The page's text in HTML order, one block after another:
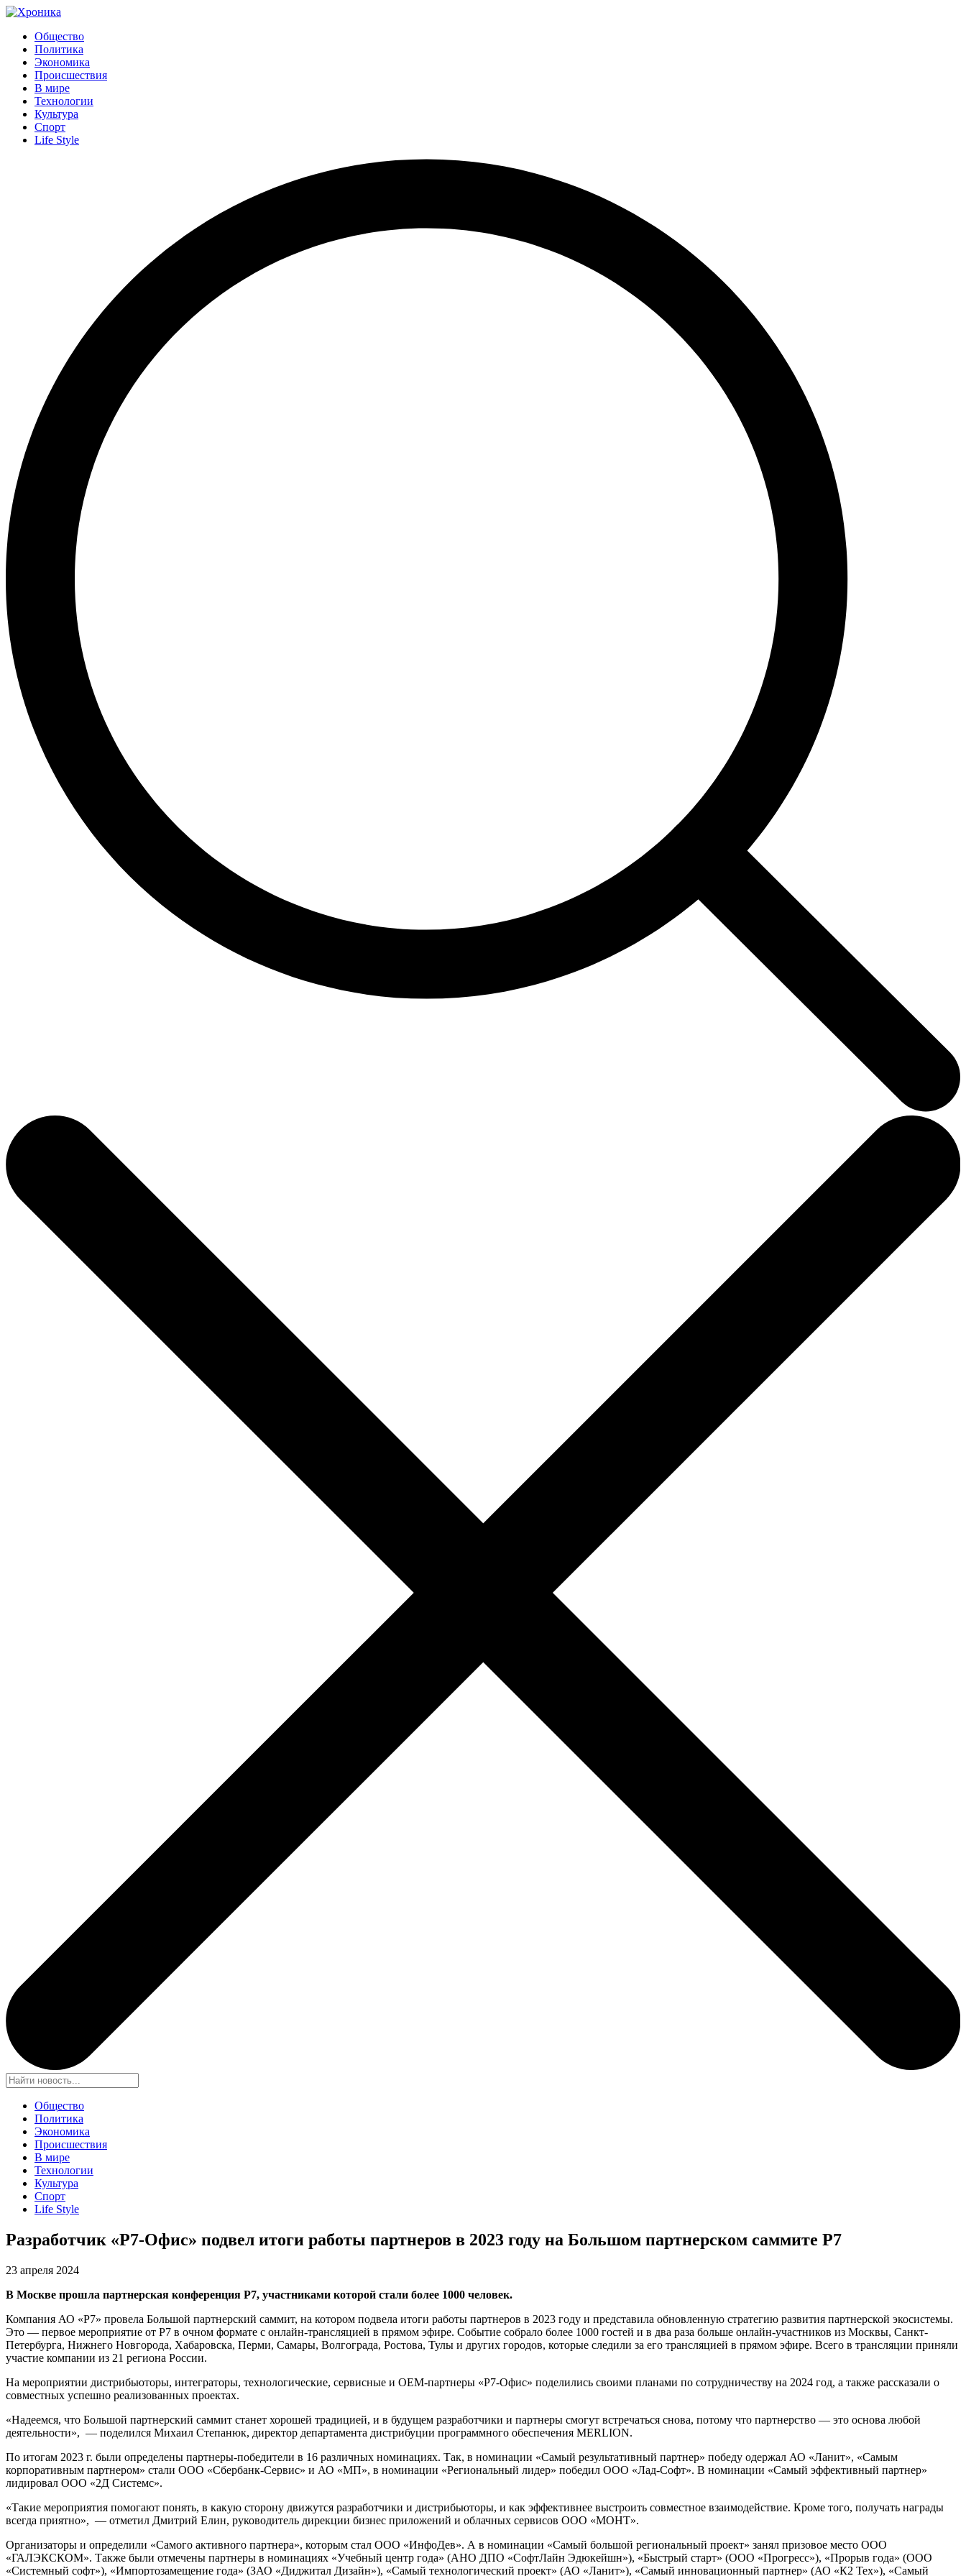
Общество
Политика
Экономика
Происшествия
В мире
Технологии
Культура
Спорт
Life Style
Общество
Политика
Экономика
Происшествия
В мире
Технологии
Культура
Спорт
Life Style
Разработчик «Р7-Офис» подвел итоги работы партнеров в 2023 году на Большом партнерском саммите Р7
23 апреля 2024
В Москве прошла партнерская конференция Р7, участниками которой стали более 1000 человек.
Компания АО «Р7» провела Большой партнерский саммит, на котором подвела итоги работы партнеров в 2023 году и представила обновленную стратегию развития партнерской экосистемы.
Это — первое мероприятие от Р7 в очном формате с онлайн-трансляцией в прямом эфире. Событие собрало более 1000 гостей и в два раза больше онлайн-участников из Москвы, Санкт-
Петербурга, Нижнего Новгорода, Хабаровска, Перми, Самары, Волгограда, Ростова, Тулы и других городов, которые следили за его трансляцией в прямом эфире. Всего в трансляции приняли
участие компании из 21 региона России.
На мероприятии дистрибьюторы, интеграторы, технологические, сервисные и ОЕМ-партнеры «Р7-Офис» поделились своими планами по сотрудничеству на 2024 год, а также рассказали о
совместных успешно реализованных проектах.
«Надеемся, что Большой партнерский саммит станет хорошей традицией, и в будущем разработчики и партнеры смогут встречаться снова, потому что партнерство — это основа любой
деятельности», — поделился Михаил Степанюк, директор департамента дистрибуции программного обеспечения MERLION.
По итогам 2023 г. были определены партнеры-победители в 16 различных номинациях. Так, в номинации «Самый результативный партнер» победу одержал АО «Ланит», «Самым
корпоративным партнером» стали ООО «Сбербанк-Сервис» и АО «МП», в номинации «Региональный лидер» победил ООО «Лад-Софт». В номинации «Самый эффективный партнер»
лидировал ООО «2Д Системс».
«Такие мероприятия помогают понять, в какую сторону движутся разработчики и дистрибьюторы, и как эффективнее выстроить совместное взаимодействие. Кроме того, получать награды
всегда приятно», — отметил Дмитрий Елин, руководитель дирекции бизнес приложений и облачных сервисов ООО «МОНТ».
Организаторы и определили «Самого активного партнера», которым стал ООО «ИнфоДев». А в номинации «Самый большой региональный проект» занял призовое место ООО
«ГАЛЭКСКОМ». Также были отмечены партнеры в номинациях «Учебный центр года» (АНО ДПО «СофтЛайн Эдюкейшн»), «Быстрый старт» (ООО «Прогресс»), «Прорыв года» (ООО
«Системный софт»), «Импортозамещение года» (ЗАО «Диджитал Дизайн»), «Самый технологический проект» (АО «Ланит»), «Самый инновационный партнер» (АО «К2 Тех»), «Самый